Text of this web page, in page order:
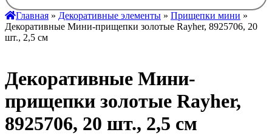
Главная » Декоративные элементы » Прищепки мини »
Декоративные Мини-прищепки золотые Rayher, 8925706, 20
шт., 2,5 см
Декоративные Мини-
прищепки золотые Rayher,
8925706, 20 шт., 2,5 см